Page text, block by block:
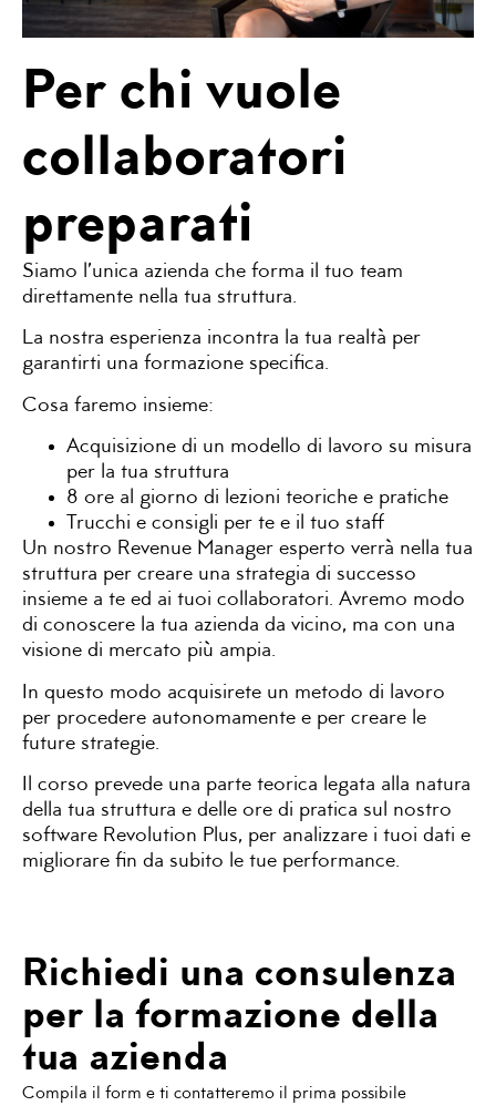
Per chi vuole
collaboratori
preparati
Siamo l’unica azienda che forma il tuo team
direttamente nella tua struttura.
La nostra esperienza incontra la tua realtà per
garantirti una formazione specifica.
Cosa faremo insieme:
Acquisizione di un modello di lavoro su misura
per la tua struttura
8 ore al giorno di lezioni teoriche e pratiche
Trucchi e consigli per te e il tuo staff
Un nostro Revenue Manager esperto verrà nella tua
struttura per creare una strategia di successo
insieme a te ed ai tuoi collaboratori. Avremo modo
di conoscere la tua azienda da vicino, ma con una
visione di mercato più ampia.
In questo modo acquisirete un metodo di lavoro
per procedere autonomamente e per creare le
future strategie.
Il corso prevede una parte teorica legata alla natura
della tua struttura e delle ore di pratica sul nostro
software Revolution Plus, per analizzare i tuoi dati e
migliorare fin da subito le tue performance.
Richiedi una consulenza
per la formazione della
tua azienda
Compila il form e ti contatteremo il prima possibile